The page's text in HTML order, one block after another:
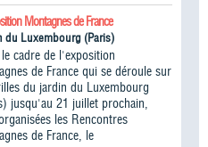
Montagnes de France
du Luxembourg (Paris)
cadre de l'exposition
de France qui se déroule sur
du jardin du Luxembourg
jusqu'au 21 juillet prochain,
les Rencontres
de France, le